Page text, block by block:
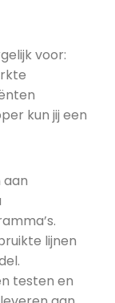
voor:
kun jij een
aan
lijnen
testen en